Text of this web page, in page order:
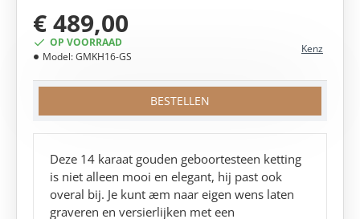
OP VOORRAAD
Model:GMKH16-GS
Kenz
€ 489,00
BESTELLEN
Deze 14 karaat gouden geboortesteen ketting
is niet alleen mooi en elegant, hij past ook
overal bij. Je kunt æm naar eigen wens laten
graveren en versierlijken met een